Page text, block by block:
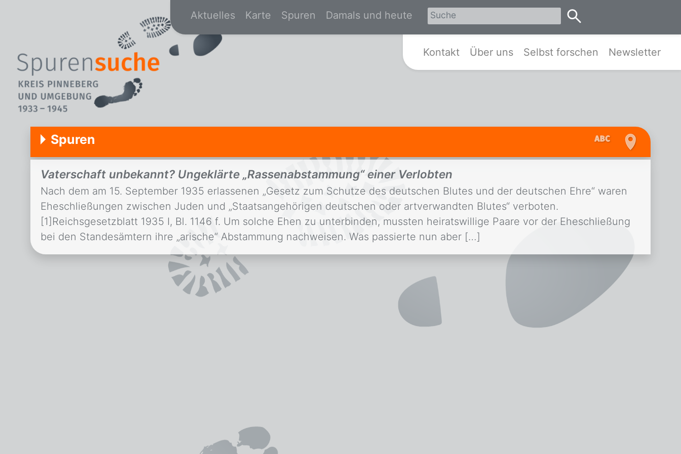
Zur Startseite von Spurensuche Kreis Pinneberg und Umgebung
Aktuelles Karte Spuren Damals und heute
Kontakt Über uns Selbst forschen Newsletter
Spuren
Vaterschaft unbekannt? Ungeklärte „Rassenabstammung“ einer Verlobten
Nach dem am 15. September 1935 erlassenen „Gesetz zum Schutze des deutschen Blutes und der deutschen Ehre“ waren
Eheschließungen zwischen Juden und „Staatsangehörigen deutschen oder artverwandten Blutes“ verboten.
[1]Reichsgesetzblatt 1935 I, Bl. 1146 f. Um solche Ehen zu unterbinden, mussten heiratswillige Paare vor der Eheschließung
bei den Standesämtern ihre „arische“ Abstammung nachweisen. Was passierte nun aber […]